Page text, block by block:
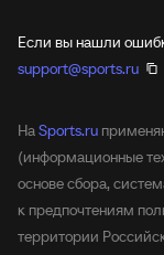
Если вы нашли
support@sports.ru
НаSports.ru
(информационные
основе сбора,
к предпочтениям
территории